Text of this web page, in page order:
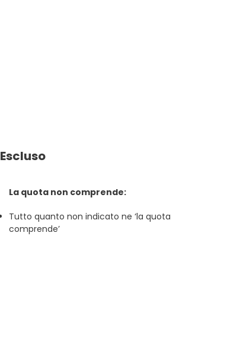
Escluso
La quota non comprende:
Tutto quanto non indicato ne ‘la quota
comprende’